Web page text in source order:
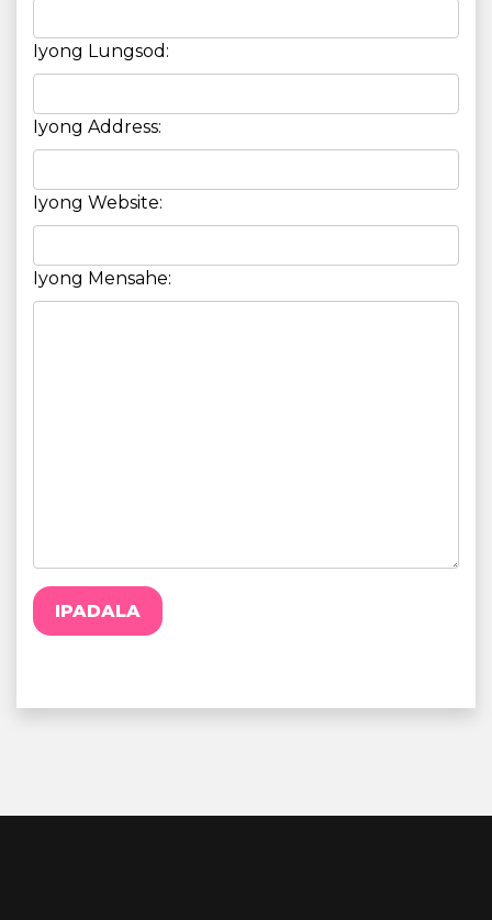
Iyong Lungsod:
Iyong Address:
Iyong Website:
Iyong Mensahe:
IPADALA